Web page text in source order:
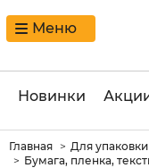
Меню
Новинки
Главная
Для
Бумага, пленка,